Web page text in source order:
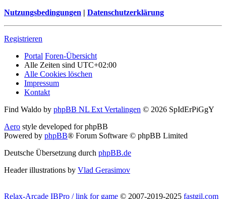
Nutzungsbedingungen | Datenschutzerklärung
Registrieren
Portal Foren-Übersicht
Alle Zeiten sind UTC+02:00
Alle Cookies löschen
Impressum
Kontakt
Find Waldo by phpBB NL Ext Vertalingen © 2026 SpIdErPiGgY
Aero style developed for phpBB
Powered by phpBB® Forum Software © phpBB Limited
Deutsche Übersetzung durch phpBB.de
Header illustrations by Vlad Gerasimov
Relax-Arcade IBPro / link for game © 2007-2019-2025 fastgil.com